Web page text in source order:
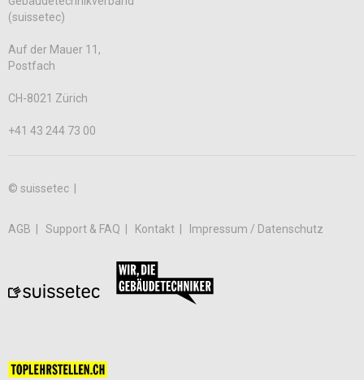
(suissetec)
Auf der Mauer 11,
Postfach
CH-8021 Zürich
+41 43 244 73 00
© suissetec |
AGB Support & FAQ Kontakt Impressum / Datenschutz